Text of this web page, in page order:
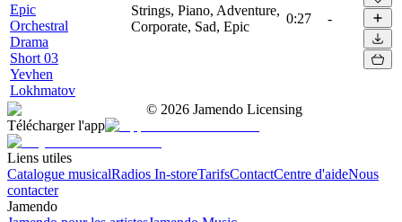
Epic
Orchestral
Drama
Short 03
Yevhen
Lokhmatov
Strings, Piano, Adventure,
Corporate, Sad, Epic
0:27 -
© 2026 Jamendo Licensing
Télécharger l'app
Liens utiles
Catalogue musicalRadios In-storeTarifsContactCentre d'aideNous
contacter
Jamendo